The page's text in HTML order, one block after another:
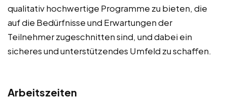
qualitativ hochwertige Programme zu bieten, die
auf die Bedürfnisse und Erwartungen der
Teilnehmer zugeschnitten sind, und dabei ein
sicheres und unterstützendes Umfeld zu schaffen.
Arbeitszeiten